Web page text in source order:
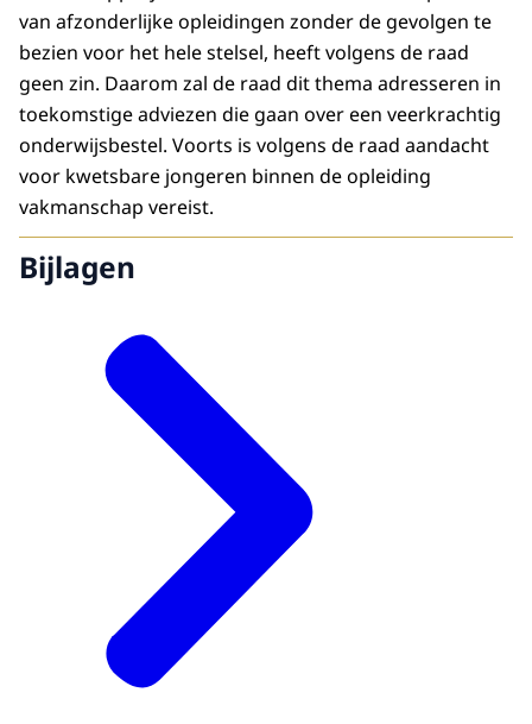
van afzonderlijke opleidingen zonder de gevolgen te
bezien voor het hele stelsel, heeft volgens de raad
geen zin. Daarom zal de raad dit thema adresseren in
toekomstige adviezen die gaan over een veerkrachtig
onderwijsbestel. Voorts is volgens de raad aandacht
voor kwetsbare jongeren binnen de opleiding
vakmanschap vereist.
Bijlagen